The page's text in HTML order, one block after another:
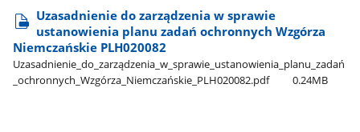
Uzasadnienie do zarządzenia w sprawie
ustanowienia planu zadań ochronnych Wzgórza
Niemczańskie PLH020082
Uzasadnienie​_do​_zarządzenia​_w​_sprawie​_ustanowienia​_planu​_zadań​
_ochronnych​_Wzgórza​_Niemczańskie​_PLH020082.pdf
0.24MB